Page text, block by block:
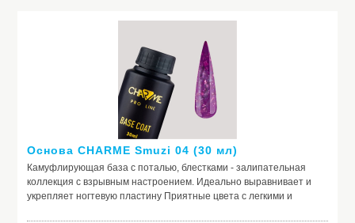
Основа CHARME Smuzi 04 (30 мл)
Камуфлирующая база с поталью, блестками - залипательная
коллекция с взрывным настроением. Идеально выравнивает и
укрепляет ногтевую пластину Приятные цвета с легкими и